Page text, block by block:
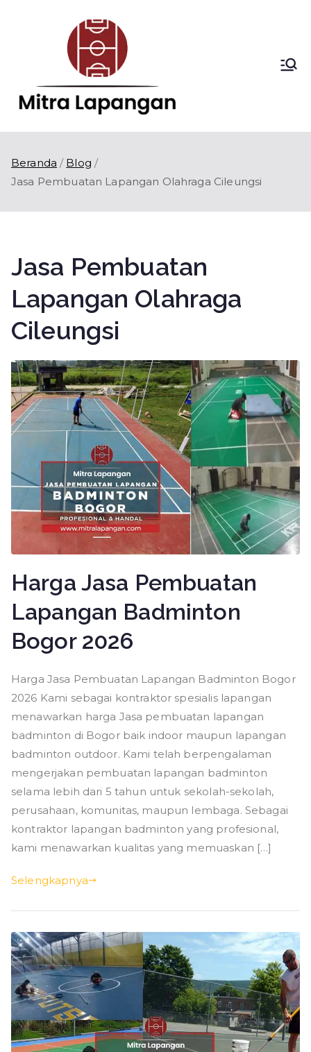
Beranda
Blog
Jasa Pembuatan Lapangan Olahraga Cileungsi
Jasa Pembuatan
Lapangan Olahraga
Cileungsi
Harga Jasa Pembuatan
Lapangan Badminton
Bogor 2026
Harga Jasa Pembuatan Lapangan Badminton Bogor
2026 Kami sebagai kontraktor spesialis lapangan
menawarkan harga Jasa pembuatan lapangan
badminton di Bogor baik indoor maupun lapangan
badminton outdoor. Kami telah berpengalaman
mengerjakan pembuatan lapangan badminton
selama lebih dari 5 tahun untuk sekolah-sekolah,
perusahaan, komunitas, maupun lembaga. Sebagai
kontraktor lapangan badminton yang profesional,
kami menawarkan kualitas yang memuaskan […]
Selengkapnya